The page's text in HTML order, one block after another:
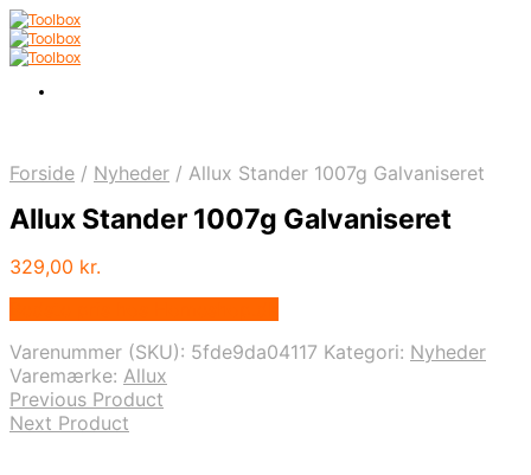
Forside / Nyheder / Allux Stander 1007g Galvaniseret
Allux Stander 1007g Galvaniseret
329,00 kr.
Varenummer (SKU): 5fde9da04117 Kategori: Nyheder
Varemærke: Allux
Previous Product
Next Product